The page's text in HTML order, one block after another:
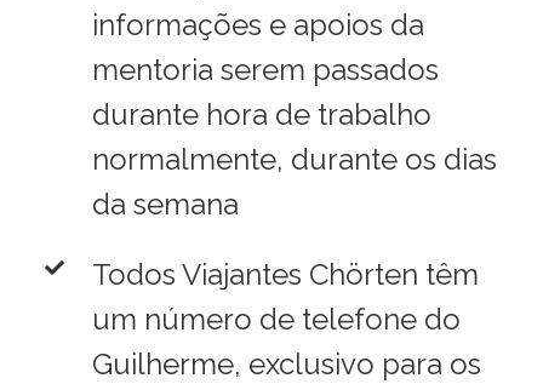
informações e apoios da
mentoria serem passados
durante hora de trabalho
normalmente, durante os dias
da semana
Todos Viajantes Chörten têm
um número de telefone do
Guilherme, exclusivo para os